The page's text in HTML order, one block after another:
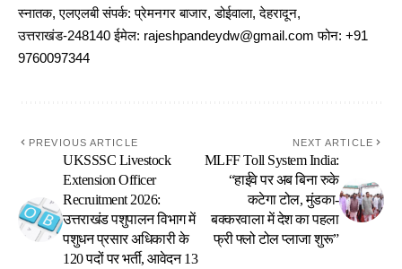
स्नातक, एलएलबी संपर्क: प्रेमनगर बाजार, डोईवाला, देहरादून,
उत्तराखंड-248140 ईमेल: rajeshpandeydw@gmail.com फोन: +91
9760097344
PREVIOUS ARTICLE
UKSSSC Livestock
Extension Officer
Recruitment 2026:
उत्तराखंड पशुपालन विभाग में
पशुधन प्रसार अधिकारी के
120 पदों पर भर्ती, आवेदन 13
NEXT ARTICLE
MLFF Toll System India:
“हाईवे पर अब बिना रुके
कटेगा टोल, मुंडका-
बक्करवाला में देश का पहला
फ्री फ्लो टोल प्लाजा शुरू”